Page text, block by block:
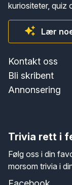
kuriositeter, quiz
Lær
Kontakt oss
Bli skribent
Annonsering
Trivia rett i
Følg oss i din
morsom trivia i